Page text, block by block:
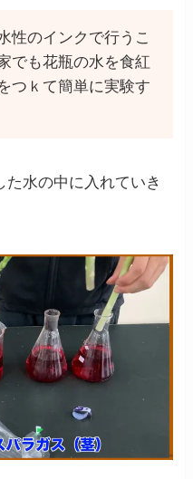
性のインクで行うこ
でも花瓶の水を食紅
つｋて簡単に実験す
水の中に入れていき